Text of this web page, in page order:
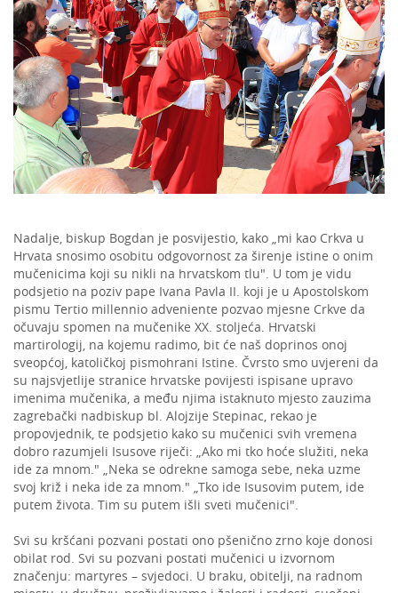
Nadalje, biskup Bogdan je posvijestio, kako „mi kao Crkva u
Hrvata snosimo osobitu odgovornost za širenje istine o onim
mučenicima koji su nikli na hrvatskom tlu". U tom je vidu
podsjetio na poziv pape Ivana Pavla II. koji je u Apostolskom
pismu Tertio millennio adveniente pozvao mjesne Crkve da
očuvaju spomen na mučenike XX. stoljeća. Hrvatski
martirologij, na kojemu radimo, bit će naš doprinos onoj
sveopćoj, katoličkoj pismohrani Istine. Čvrsto smo uvjereni da
su najsvjetlije stranice hrvatske povijesti ispisane upravo
imenima mučenika, a među njima istaknuto mjesto zauzima
zagrebački nadbiskup bl. Alojzije Stepinac, rekao je
propovjednik, te podsjetio kako su mučenici svih vremena
dobro razumjeli Isusove riječi: „Ako mi tko hoće služiti, neka
ide za mnom." „Neka se odrekne samoga sebe, neka uzme
svoj križ i neka ide za mnom." „Tko ide Isusovim putem, ide
putem života. Tim su putem išli sveti mučenici".
Svi su kršćani pozvani postati ono pšenično zrno koje donosi
obilat rod. Svi su pozvani postati mučenici u izvornom
značenju: martyres – svjedoci. U braku, obitelji, na radnom